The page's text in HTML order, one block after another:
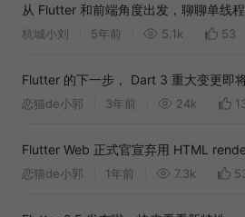
从 Flutter 和前端角度出发，聊聊单线
性
杭城小刘 5年前 5.1k 53
Flutter 的下一步， Dart 3 重大变更即
恋猫de小郭 3年前 24k
Flutter Web 正式官宣弃用 HTML
唯一
恋猫de小郭 1年前 7.3k